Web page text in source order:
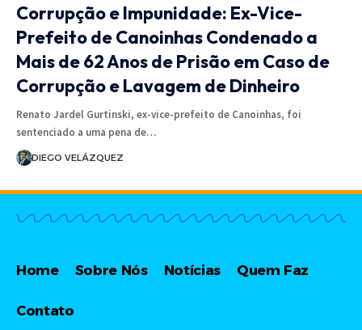
Corrupção e Impunidade: Ex-Vice-
Prefeito de Canoinhas Condenado a
Mais de 62 Anos de Prisão em Caso de
Corrupção e Lavagem de Dinheiro
Renato Jardel Gurtinski, ex-vice-prefeito de Canoinhas, foi
sentenciado a uma pena de…
DIEGO VELÁZQUEZ
Home Sobre Nós Notícias Quem Faz
Contato